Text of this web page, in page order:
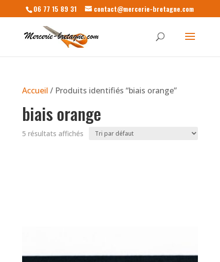
06 77 15 89 31 contact@mercerie-bretagne.com
Accueil / Produits identifiés “biais orange”
biais orange
5 résultats affichés